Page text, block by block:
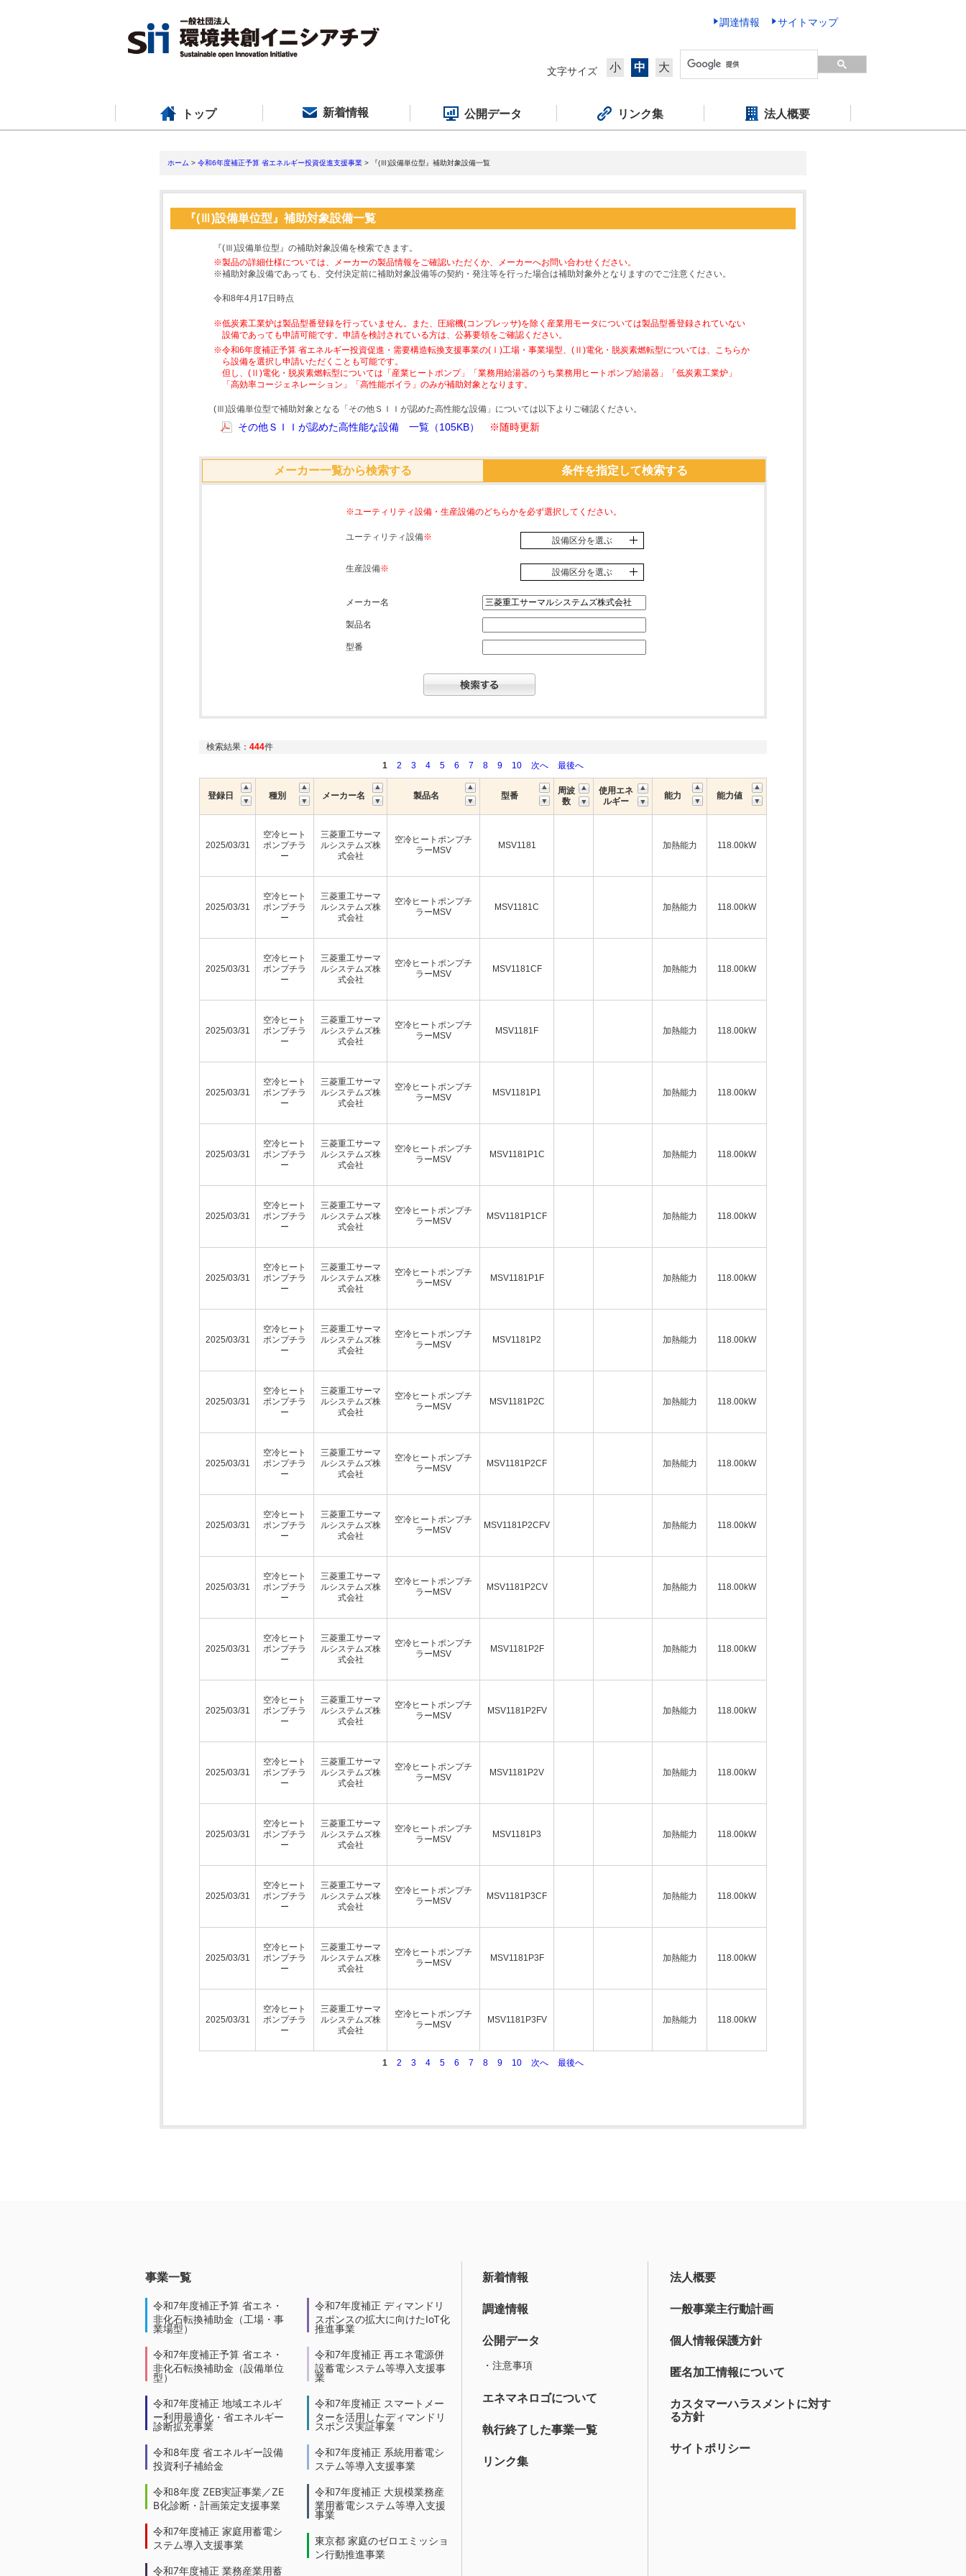
調達情報 サイトマップ
文字サイズ 小 中 大
トップ 新着情報 公開データ リンク集 法人概要
ホーム > 令和6年度補正予算 省エネルギー投資促進支援事業 > 『(Ⅲ)設備単位型』補助対象設備一覧
『(Ⅲ)設備単位型』補助対象設備一覧
『(Ⅲ)設備単位型』の補助対象設備を検索できます。
※製品の詳細仕様については、メーカーの製品情報をご確認いただくか、メーカーへお問い合わせください。
※補助対象設備であっても、交付決定前に補助対象設備等の契約・発注等を行った場合は補助対象外となりますのでご注意ください。
令和8年4月17日時点
※低炭素工業炉は製品型番登録を行っていません。また、圧縮機(コンプレッサ)を除く産業用モータについては製品型番登録されていない
設備であっても申請可能です。申請を検討されている方は、公募要領をご確認ください。
※令和6年度補正予算 省エネルギー投資促進・需要構造転換支援事業の(Ⅰ)工場・事業場型、(Ⅱ)電化・脱炭素燃転型については、こちらか
ら設備を選択し申請いただくことも可能です。
但し、(Ⅱ)電化・脱炭素燃転型については「産業ヒートポンプ」「業務用給湯器のうち業務用ヒートポンプ給湯器」「低炭素工業炉」
「高効率コージェネレーション」「高性能ボイラ」のみが補助対象となります。
(Ⅲ)設備単位型で補助対象となる「その他ＳＩＩが認めた高性能な設備」については以下よりご確認ください。
その他ＳＩＩが認めた高性能な設備 一覧（105KB） ※随時更新
メーカー一覧から検索する 条件を指定して検索する
※ユーティリティ設備・生産設備のどちらかを必ず選択してください。
ユーティリティ設備※ 設備区分を選ぶ
生産設備※ 設備区分を選ぶ
メーカー名
製品名
型番
検索結果： 444件
1
2 3 4 5 6 7 8 9 10 次へ 最後へ
登録日 種別 メーカー名 製品名 型番
周波
数
使用エネ
ルギー
能力 能力値
2025/03/31
空冷ヒート
ポンプチラ
ー
三菱重工サーマ
ルシステムズ株
式会社
空冷ヒートポンプチ
ラーMSV
MSV1181 加熱能力 118.00kW
2025/03/31
空冷ヒート
ポンプチラ
ー
三菱重工サーマ
ルシステムズ株
式会社
空冷ヒートポンプチ
ラーMSV
MSV1181C 加熱能力 118.00kW
2025/03/31
空冷ヒート
ポンプチラ
ー
三菱重工サーマ
ルシステムズ株
式会社
空冷ヒートポンプチ
ラーMSV
MSV1181CF 加熱能力 118.00kW
2025/03/31
空冷ヒート
ポンプチラ
ー
三菱重工サーマ
ルシステムズ株
式会社
空冷ヒートポンプチ
ラーMSV
MSV1181F 加熱能力 118.00kW
2025/03/31
空冷ヒート
ポンプチラ
ー
三菱重工サーマ
ルシステムズ株
式会社
空冷ヒートポンプチ
ラーMSV
MSV1181P1 加熱能力 118.00kW
2025/03/31
空冷ヒート
ポンプチラ
ー
三菱重工サーマ
ルシステムズ株
式会社
空冷ヒートポンプチ
ラーMSV
MSV1181P1C 加熱能力 118.00kW
2025/03/31
空冷ヒート
ポンプチラ
ー
三菱重工サーマ
ルシステムズ株
式会社
空冷ヒートポンプチ
ラーMSV
MSV1181P1CF 加熱能力 118.00kW
2025/03/31
空冷ヒート
ポンプチラ
ー
三菱重工サーマ
ルシステムズ株
式会社
空冷ヒートポンプチ
ラーMSV
MSV1181P1F 加熱能力 118.00kW
2025/03/31
空冷ヒート
ポンプチラ
ー
三菱重工サーマ
ルシステムズ株
式会社
空冷ヒートポンプチ
ラーMSV
MSV1181P2 加熱能力 118.00kW
2025/03/31
空冷ヒート
ポンプチラ
ー
三菱重工サーマ
ルシステムズ株
式会社
空冷ヒートポンプチ
ラーMSV
MSV1181P2C 加熱能力 118.00kW
2025/03/31
空冷ヒート
ポンプチラ
ー
三菱重工サーマ
ルシステムズ株
式会社
空冷ヒートポンプチ
ラーMSV
MSV1181P2CF 加熱能力 118.00kW
2025/03/31
空冷ヒート
ポンプチラ
ー
三菱重工サーマ
ルシステムズ株
式会社
空冷ヒートポンプチ
ラーMSV
MSV1181P2CFV 加熱能力 118.00kW
2025/03/31
空冷ヒート
ポンプチラ
ー
三菱重工サーマ
ルシステムズ株
式会社
空冷ヒートポンプチ
ラーMSV
MSV1181P2CV 加熱能力 118.00kW
2025/03/31
空冷ヒート
ポンプチラ
ー
三菱重工サーマ
ルシステムズ株
式会社
空冷ヒートポンプチ
ラーMSV
MSV1181P2F 加熱能力 118.00kW
2025/03/31
空冷ヒート
ポンプチラ
ー
三菱重工サーマ
ルシステムズ株
式会社
空冷ヒートポンプチ
ラーMSV
MSV1181P2FV 加熱能力 118.00kW
2025/03/31
空冷ヒート
ポンプチラ
ー
三菱重工サーマ
ルシステムズ株
式会社
空冷ヒートポンプチ
ラーMSV
MSV1181P2V 加熱能力 118.00kW
2025/03/31
空冷ヒート
ポンプチラ
ー
三菱重工サーマ
ルシステムズ株
式会社
空冷ヒートポンプチ
ラーMSV
MSV1181P3 加熱能力 118.00kW
2025/03/31
空冷ヒート
ポンプチラ
ー
三菱重工サーマ
ルシステムズ株
式会社
空冷ヒートポンプチ
ラーMSV
MSV1181P3CF 加熱能力 118.00kW
2025/03/31
空冷ヒート
ポンプチラ
ー
三菱重工サーマ
ルシステムズ株
式会社
空冷ヒートポンプチ
ラーMSV
MSV1181P3F 加熱能力 118.00kW
2025/03/31
空冷ヒート
ポンプチラ
ー
三菱重工サーマ
ルシステムズ株
式会社
空冷ヒートポンプチ
ラーMSV
MSV1181P3FV 加熱能力 118.00kW
1 2 3 4 5 6 7 8 9 10 次へ 最後へ
事業一覧
令和7年度補正予算 省エネ・
非化石転換補助金（工場・事
業場型）
令和7年度補正予算 省エネ・
非化石転換補助金（設備単位
型）
令和7年度補正 地域エネルギ
ー利用最適化・省エネルギー
診断拡充事業
令和8年度 省エネルギー設備
投資利子補給金
令和8年度 ZEB実証事業／ZE
B化診断・計画策定支援事業
令和7年度補正 家庭用蓄電シ
ステム導入支援事業
令和7年度補正 業務産業用蓄
令和7年度補正 ディマンドリ
スポンスの拡大に向けたIoT化
推進事業
令和7年度補正 再エネ電源併
設蓄電システム等導入支援事
業
令和7年度補正 スマートメー
ターを活用したディマンドリ
スポンス実証事業
令和7年度補正 系統用蓄電シ
ステム等導入支援事業
令和7年度補正 大規模業務産
業用蓄電システム等導入支援
事業
東京都 家庭のゼロエミッショ
ン行動推進事業
新着情報
調達情報
公開データ
・注意事項
エネマネロゴについて
執行終了した事業一覧
リンク集
法人概要
一般事業主行動計画
個人情報保護方針
匿名加工情報について
カスタマーハラスメントに対す
る方針
サイトポリシー